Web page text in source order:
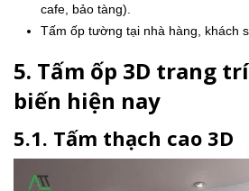
cafe, bảo tàng).
Tấm ốp tường tại nhà hàng, khách
5. Tấm ốp 3D trang
biến hiện nay
5.1. Tấm thạch cao 3D